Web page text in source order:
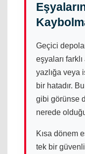
Geçici
eşyaları
yazlığa veya
bir hatadır.
gibi görünse
nerede
Kısa dönem
tek bir